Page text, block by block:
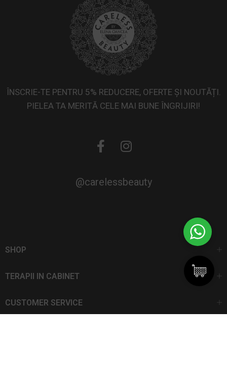
ÎNSCRIE-TE PENTRU 5% REDUCERE, OFERTE ȘI NOUTĂȚI.
PIELEA TA MERITĂ CELE MAI BUNE ÎNGRIJIRI!
@carelessbeauty
SHOP
TERAPII IN CABINET
CUSTOMER SERVICE